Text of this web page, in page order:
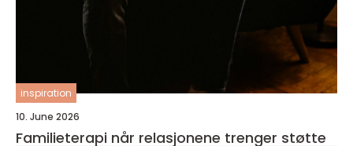
inspiration
10. June 2026
Familieterapi når relasjonene trenger støtte